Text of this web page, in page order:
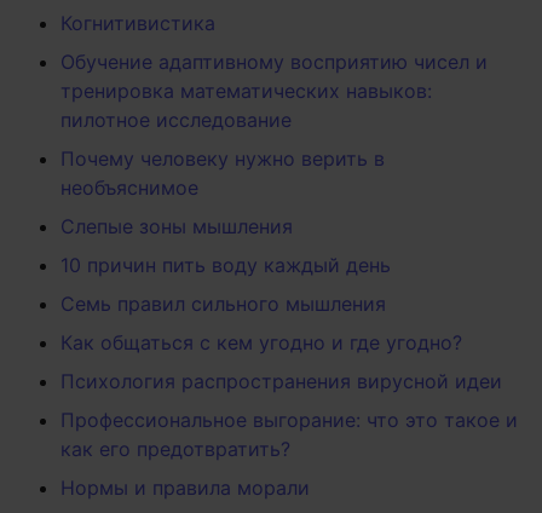
Когнитивистика
Обучение адаптивному восприятию чисел и
тренировка математических навыков:
пилотное исследование
Почему человеку нужно верить в
необъяснимое
Слепые зоны мышления
10 причин пить воду каждый день
Семь правил сильного мышления
Как общаться с кем угодно и где угодно?
Психология распространения вирусной идеи
Профессиональное выгорание: что это такое и
как его предотвратить?
Нормы и правила морали